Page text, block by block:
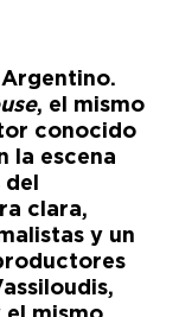
Argentino.
, el mismo
conocido
la escena
del
clara,
y un